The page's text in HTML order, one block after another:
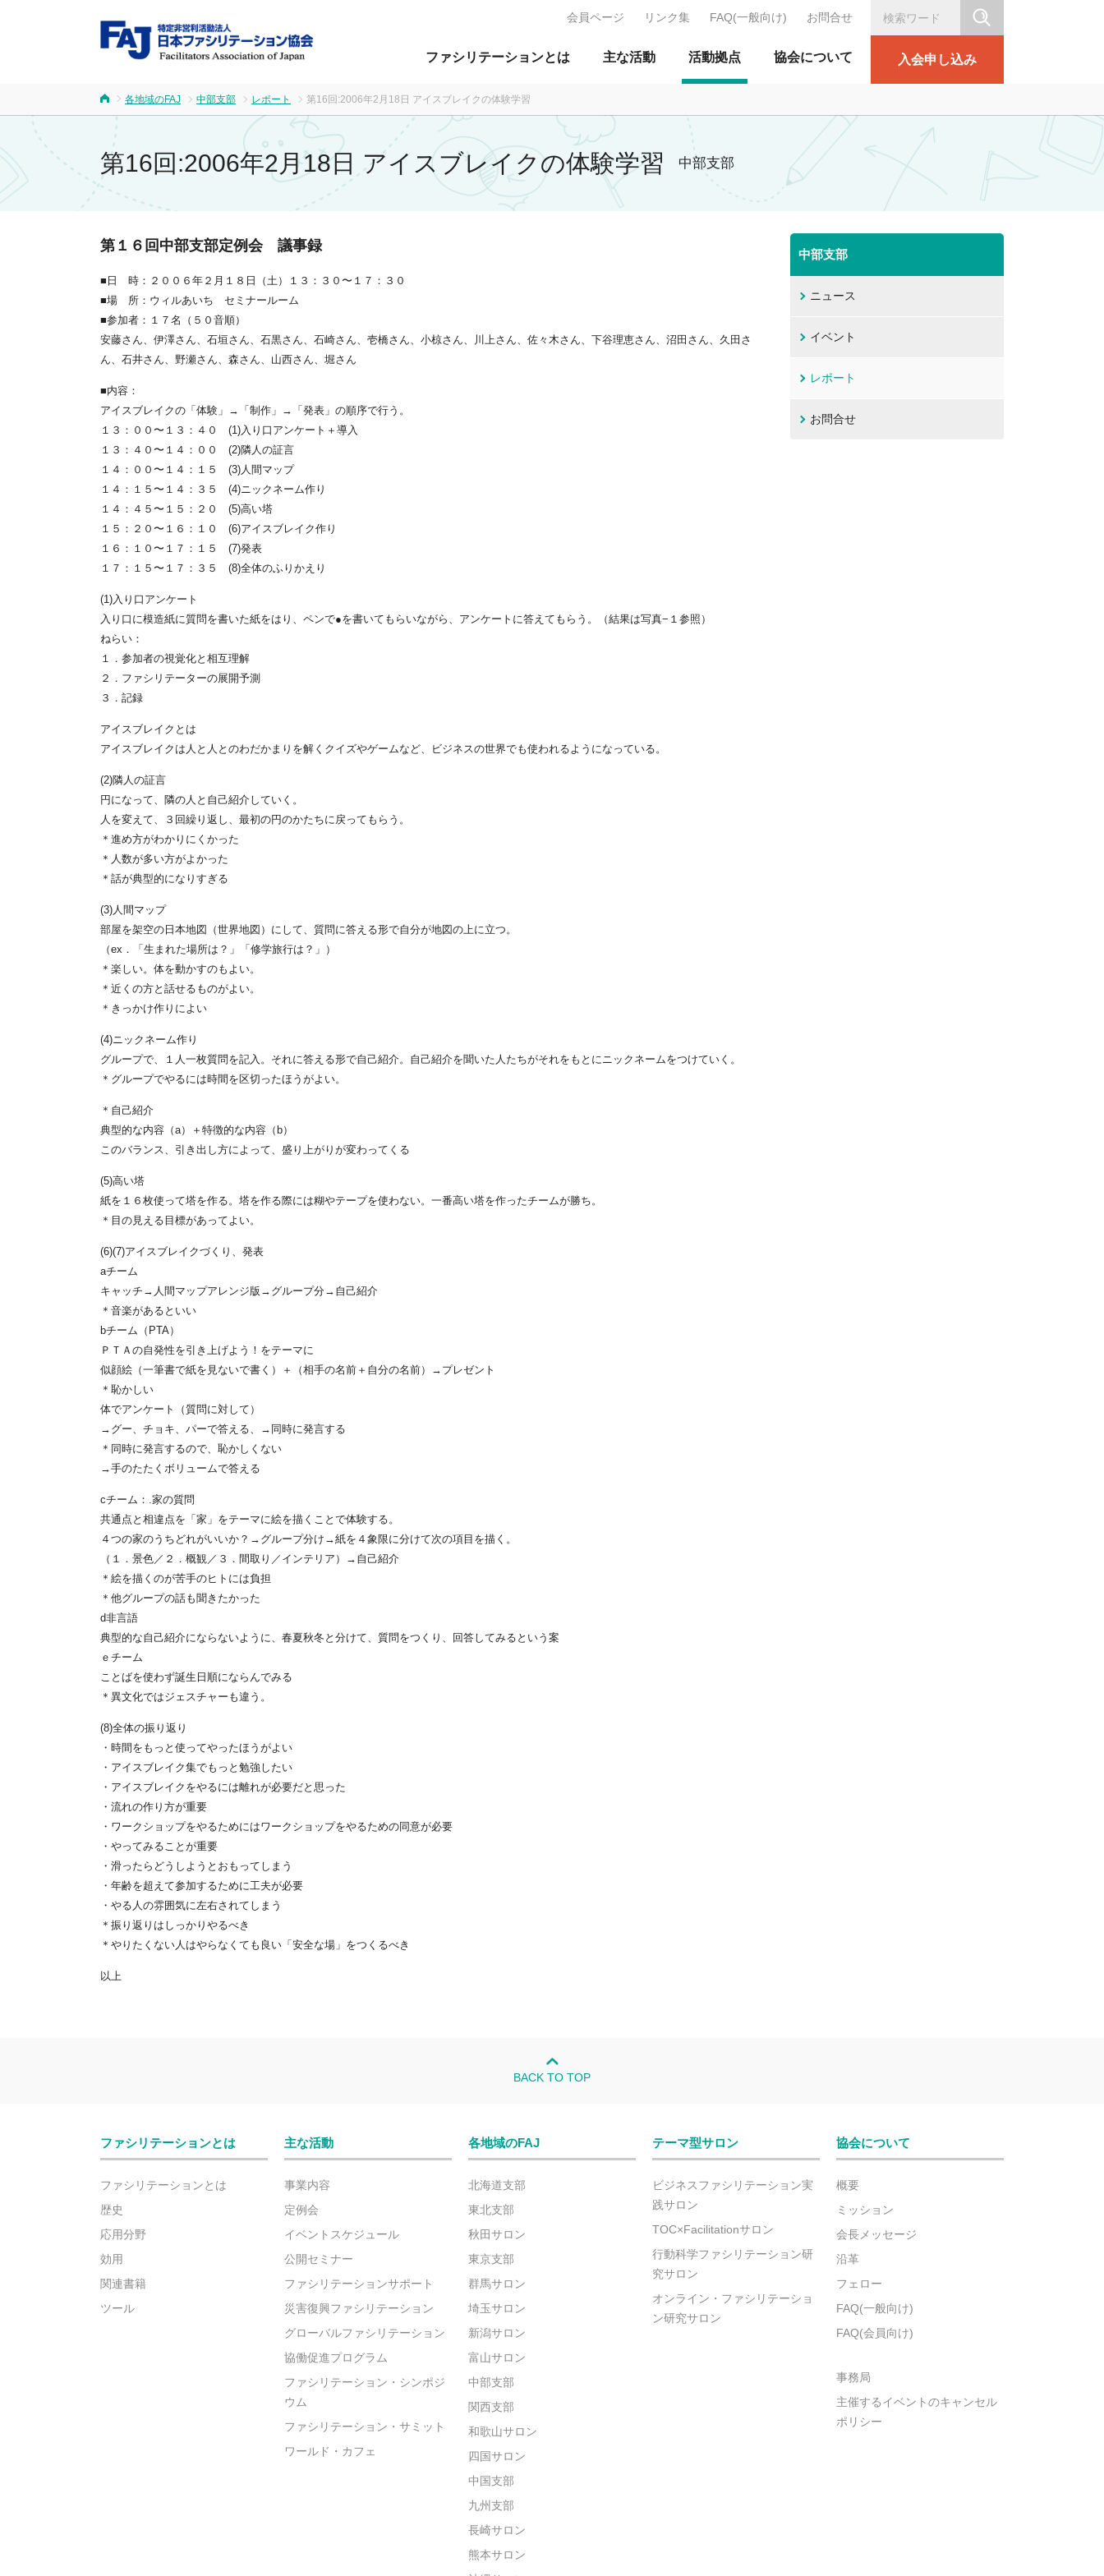
FAJ：特定非営利活動法人 日本ファシリテーション協会
ファシリテーションとは 主な活動 活動拠点 協会について 入会申し込み
会員ページ リンク集 FAQ(一般向け) お問合せ
各地域のFAJ 中部支部 レポート 第16回:2006年2月18日 アイスブレイクの体験学習
第16回:2006年2月18日 アイスブレイクの体験学習 中部支部
第１６回中部支部定例会 議事録
■日 時：２００６年２月１８日（土）１３：３０〜１７：３０
■場 所：ウィルあいち セミナールーム
■参加者：１７名（５０音順）
安藤さん、伊澤さん、石垣さん、石黒さん、石崎さん、壱橋さん、小椋さん、川上さん、佐々木さん、下谷理恵さん、沼田さん、久田さ
ん、石井さん、野瀬さん、森さん、山西さん、堀さん
■内容：
アイスブレイクの「体験」→「制作」→「発表」の順序で行う。
１３：００〜１３：４０ (1)入り口アンケート＋導入
１３：４０〜１４：００ (2)隣人の証言
１４：００〜１４：１５ (3)人間マップ
１４：１５〜１４：３５ (4)ニックネーム作り
１４：４５〜１５：２０ (5)高い塔
１５：２０〜１６：１０ (6)アイスブレイク作り
１６：１０〜１７：１５ (7)発表
１７：１５〜１７：３５ (8)全体のふりかえり
(1)入り口アンケート
入り口に模造紙に質問を書いた紙をはり、ペンで●を書いてもらいながら、アンケートに答えてもらう。（結果は写真−１参照）
ねらい：
１．参加者の視覚化と相互理解
２．ファシリテーターの展開予測
３．記録
アイスブレイクとは
アイスブレイクは人と人とのわだかまりを解くクイズやゲームなど、ビジネスの世界でも使われるようになっている。
(2)隣人の証言
円になって、隣の人と自己紹介していく。
人を変えて、３回繰り返し、最初の円のかたちに戻ってもらう。
＊進め方がわかりにくかった
＊人数が多い方がよかった
＊話が典型的になりすぎる
(3)人間マップ
部屋を架空の日本地図（世界地図）にして、質問に答える形で自分が地図の上に立つ。
（ex．「生まれた場所は？」「修学旅行は？」）
＊楽しい。体を動かすのもよい。
＊近くの方と話せるものがよい。
＊きっかけ作りによい
(4)ニックネーム作り
グループで、１人一枚質問を記入。それに答える形で自己紹介。自己紹介を聞いた人たちがそれをもとにニックネームをつけていく。
＊グループでやるには時間を区切ったほうがよい。
＊自己紹介
典型的な内容（a）＋特徴的な内容（b）
このバランス、引き出し方によって、盛り上がりが変わってくる
(5)高い塔
紙を１６枚使って塔を作る。塔を作る際には糊やテープを使わない。一番高い塔を作ったチームが勝ち。
＊目の見える目標があってよい。
(6)(7)アイスブレイクづくり、発表
aチーム
キャッチ→人間マップアレンジ版→グループ分→自己紹介
＊音楽があるといい
bチーム（PTA）
ＰＴＡの自発性を引き上げよう！をテーマに
似顔絵（一筆書で紙を見ないで書く）＋（相手の名前＋自分の名前）→プレゼント
＊恥かしい
体でアンケート（質問に対して）
→グー、チョキ、パーで答える、→同時に発言する
＊同時に発言するので、恥かしくない
→手のたたくボリュームで答える
cチーム：.家の質問
共通点と相違点を「家」をテーマに絵を描くことで体験する。
４つの家のうちどれがいいか？→グループ分け→紙を４象限に分けて次の項目を描く。
（１．景色／２．概観／３．間取り／インテリア）→自己紹介
＊絵を描くのが苦手のヒトには負担
＊他グループの話も聞きたかった
d非言語
典型的な自己紹介にならないように、春夏秋冬と分けて、質問をつくり、回答してみるという案
ｅチーム
ことばを使わず誕生日順にならんでみる
＊異文化ではジェスチャーも違う。
(8)全体の振り返り
・時間をもっと使ってやったほうがよい
・アイスブレイク集でもっと勉強したい
・アイスブレイクをやるには離れが必要だと思った
・流れの作り方が重要
・ワークショップをやるためにはワークショップをやるための同意が必要
・やってみることが重要
・滑ったらどうしようとおもってしまう
・年齢を超えて参加するために工夫が必要
・やる人の雰囲気に左右されてしまう
＊振り返りはしっかりやるべき
＊やりたくない人はやらなくても良い「安全な場」をつくるべき
以上
中部支部
ニュース
イベント
レポート
お問合せ
BACK TO TOP
ファシリテーションとは
ファシリテーションとは
歴史
応用分野
効用
関連書籍
ツール
主な活動
事業内容
定例会
イベントスケジュール
公開セミナー
ファシリテーションサポート
災害復興ファシリテーション
グローバルファシリテーション
協働促進プログラム
ファシリテーション・シンポジ
ウム
ファシリテーション・サミット
ワールド・カフェ
各地域のFAJ
北海道支部
東北支部
秋田サロン
東京支部
群馬サロン
埼玉サロン
新潟サロン
富山サロン
中部支部
関西支部
和歌山サロン
四国サロン
中国支部
九州支部
長崎サロン
熊本サロン
テーマ型サロン
ビジネスファシリテーション実
践サロン
TOC×Facilitationサロン
行動科学ファシリテーション研
究サロン
オンライン・ファシリテーショ
ン研究サロン
協会について
概要
ミッション
会長メッセージ
沿革
フェロー
FAQ(一般向け)
FAQ(会員向け)
事務局
主催するイベントのキャンセル
ポリシー